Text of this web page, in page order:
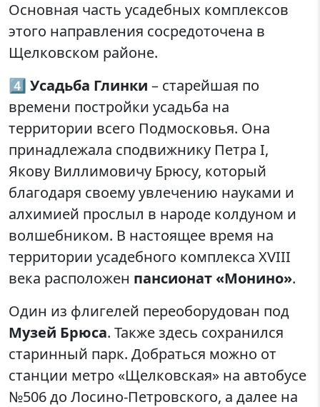
Основная часть усадебных комплексов
этого направления сосредоточена в
Щелковском районе.
4️⃣ Усадьба Глинки – старейшая по
времени постройки усадьба на
территории всего Подмосковья. Она
принадлежала сподвижнику Петра I,
Якову Виллимовичу Брюсу, который
благодаря своему увлечению науками и
алхимией прослыл в народе колдуном и
волшебником. В настоящее время на
территории усадебного комплекса XVIII
века расположен пансионат «Монино».
Один из флигелей переоборудован под
Музей Брюса. Также здесь сохранился
старинный парк. Добраться можно от
станции метро «Щелковская» на автобусе
№506 до Лосино-Петровского, а далее на